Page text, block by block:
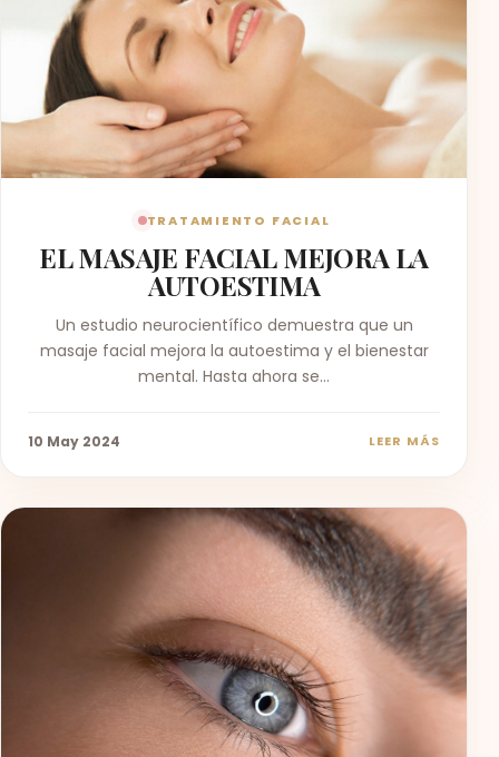
TRATAMIENTO FACIAL
EL MASAJE FACIAL MEJORA LA
AUTOESTIMA
Un estudio neurocientífico demuestra que un
masaje facial mejora la autoestima y el bienestar
mental. Hasta ahora se…
10 May 2024 LEER MÁS